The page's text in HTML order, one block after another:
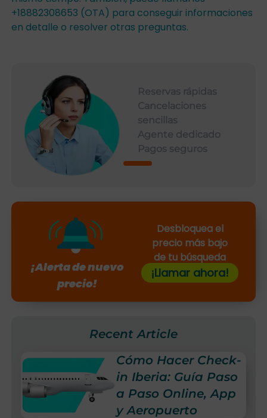
+18882308653 (OTA) para conseguir informaciones
en detalle o resolver otras preguntas.
Reservas rápidas
Cancelaciones
sencillas
Agente dedicado
Pagos seguros
¡Alerta de nuevo
precio!
Desbloquea el
precio más bajo
de tu búsqueda
¡Llamar ahora!
Recent Article
Cómo Hacer Check-
in Iberia: Guía Paso
a Paso Online, App
y Aeropuerto